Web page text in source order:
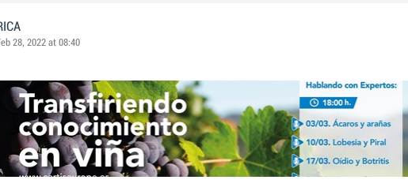
28, 2022 at 08:40